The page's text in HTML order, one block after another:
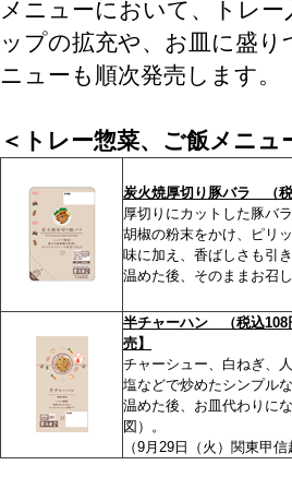
メニューにおいて、トレ
ップの拡充や、お皿に盛
ニューも順次発売します。
＜トレー惣菜、ご飯メニュ
炭火焼厚切り豚バラ （
厚切りにカットした豚バ
胡椒の粉末をかけ、ピリ
味に加え、香ばしさも引
温めた後、そのままお召
半チャーハン （税込108
売】
チャーシュー、白ねぎ、
塩などで炒めたシンプル
温めた後、お皿代わりに
図）。
（9月29日（火）関東甲